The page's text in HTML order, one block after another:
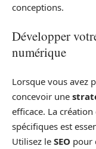
conceptions.
Développer
numérique
Lorsque vous avez
concevoir une
efficace. La
spécifiques est
Utilisez le SEO pour